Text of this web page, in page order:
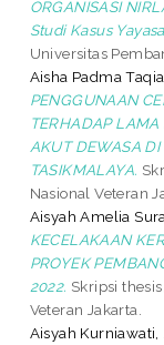
ORGANISASI
Studi Kasus
Universitas
Aisha Padma Taqia
PENGGUNAAN
TERHADAP LAMA
AKUT DEWASA DI
TASIKMALAYA.
Nasional Veteran
Aisyah Amelia
KECELAKAAN
PROYEK
2022. Skripsi
Veteran Jakarta.
Aisyah Kurniawati, .